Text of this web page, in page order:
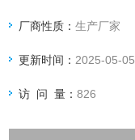
厂商性质：生产厂家
更新时间： 2025-05-05
访 问 量：826